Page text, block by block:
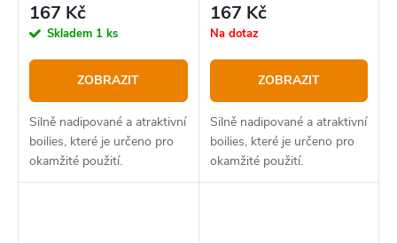
167 Kč
Skladem 1 ks
ZOBRAZIT
Silně nadipované a atraktivní
boilies, které je určeno pro
okamžité použití.
167 Kč
Na dotaz
ZOBRAZIT
Silně nadipované a atraktivní
boilies, které je určeno pro
okamžité použití.